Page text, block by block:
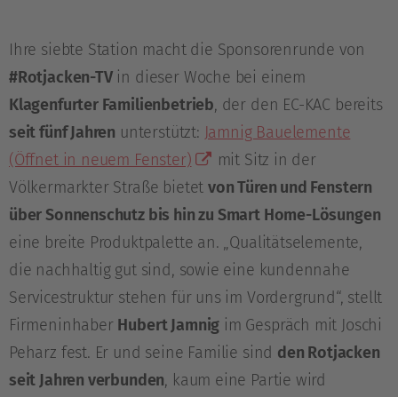
Ihre siebte Station macht die Sponsorenrunde von
#Rotjacken-TVin dieser Woche bei einem
Klagenfurter Familienbetrieb, der den EC-KAC bereits
seit fünf Jahren unterstützt: Jamnig Bauelemente
(Öffnet in neuem Fenster)
mit Sitz in der
Völkermarkter Straße bietet von Türen und Fenstern
über Sonnenschutz bis hin zu Smart Home-Lösungen
eine breite Produktpalette an. „Qualitätselemente,
die nachhaltig gut sind, sowie eine kundennahe
Servicestruktur stehen für uns im Vordergrund“, stellt
Firmeninhaber Hubert Jamnig im Gespräch mit Joschi
Peharz fest. Er und seine Familie sind den Rotjacken
seit Jahren verbunden, kaum eine Partie wird